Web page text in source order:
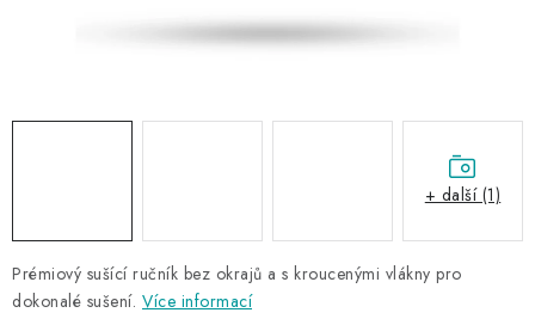
Prémiový sušící ručník bez okrajů a s kroucenými vlákny pro
dokonalé sušení. Více informací
+ další (1)